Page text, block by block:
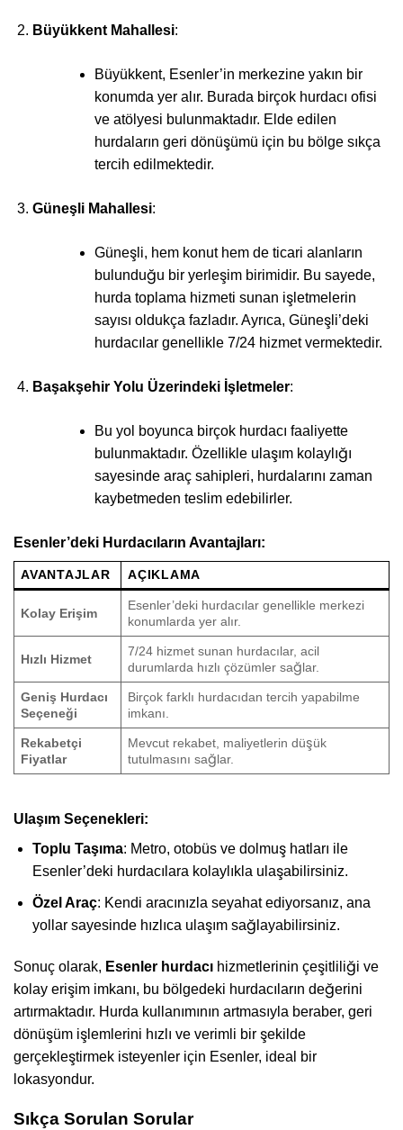
Büyükkent Mahallesi:
Büyükkent, Esenler’in merkezine yakın bir
konumda yer alır. Burada birçok hurdacı ofisi
ve atölyesi bulunmaktadır. Elde edilen
hurdaların geri dönüşümü için bu bölge sıkça
tercih edilmektedir.
Güneşli Mahallesi:
Güneşli, hem konut hem de ticari alanların
bulunduğu bir yerleşim birimidir. Bu sayede,
hurda toplama hizmeti sunan işletmelerin
sayısı oldukça fazladır. Ayrıca, Güneşli’deki
hurdacılar genellikle 7/24 hizmet vermektedir.
Başakşehir Yolu Üzerindeki İşletmeler:
Bu yol boyunca birçok hurdacı faaliyette
bulunmaktadır. Özellikle ulaşım kolaylığı
sayesinde araç sahipleri, hurdalarını zaman
kaybetmeden teslim edebilirler.
Esenler’deki Hurdacıların Avantajları:
AVANTAJLAR AÇIKLAMA
Kolay Erişim
Esenler’deki hurdacılar genellikle merkezi
konumlarda yer alır.
Hızlı Hizmet
7/24 hizmet sunan hurdacılar, acil
durumlarda hızlı çözümler sağlar.
Geniş Hurdacı
Seçeneği
Birçok farklı hurdacıdan tercih yapabilme
imkanı.
Rekabetçi
Fiyatlar
Mevcut rekabet, maliyetlerin düşük
tutulmasını sağlar.
Ulaşım Seçenekleri:
Toplu Taşıma: Metro, otobüs ve dolmuş hatları ile
Esenler’deki hurdacılara kolaylıkla ulaşabilirsiniz.
Özel Araç: Kendi aracınızla seyahat ediyorsanız, ana
yollar sayesinde hızlıca ulaşım sağlayabilirsiniz.
Sonuç olarak, Esenler hurdacı hizmetlerinin çeşitliliği ve
kolay erişim imkanı, bu bölgedeki hurdacıların değerini
artırmaktadır. Hurda kullanımının artmasıyla beraber, geri
dönüşüm işlemlerini hızlı ve verimli bir şekilde
gerçekleştirmek isteyenler için Esenler, ideal bir
lokasyondur.
Sıkça Sorulan Sorular